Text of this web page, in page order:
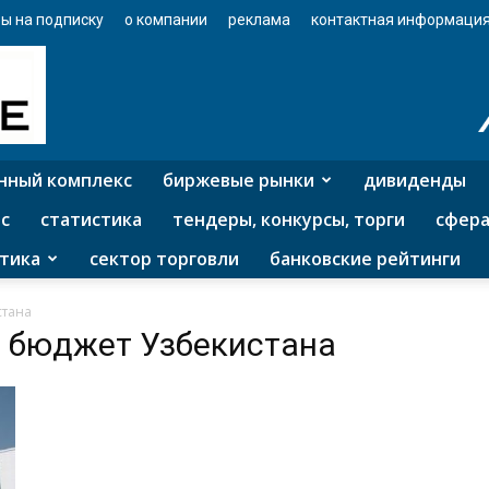
на подписку о компании реклама контактная
комплекс биржевые рынки
дивиденды
статистика тендеры, конкурсы, торги
сектор торговли банковские рейтинги
бюджет Узбекистана